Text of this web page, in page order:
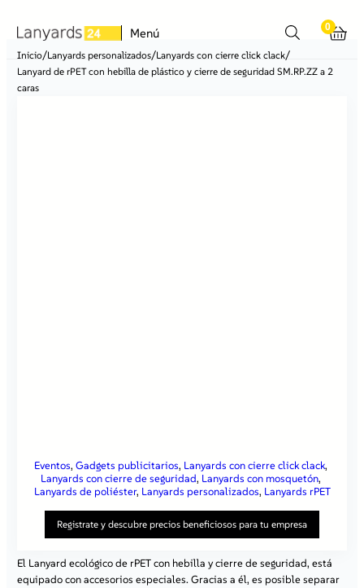
Menú 0
Inicio/Lanyards personalizados/Lanyards con cierre click clack/
Lanyard de rPET con hebilla de plástico y cierre de seguridad SM.RP.ZZ a 2
caras
Eventos, Gadgets publicitarios, Lanyards con cierre click clack
Lanyards con cierre de seguridad, Lanyards con mosquetón
Lanyards de poliéster, Lanyards personalizados, Lanyards rPET
Registrate y descubre precios beneficiosos para tu empresa
Al registrarte en nuestro sitio, obtienes:
El Lanyard ecológico de rPET con hebilla y cierre de seguridad, está
equipado con accesorios especiales. Gracias a él, es posible separar